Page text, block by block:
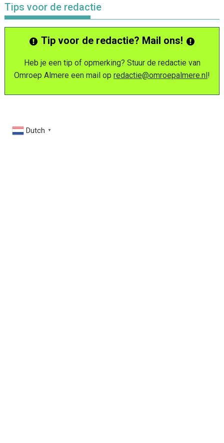
Tips voor de redactie
Tip voor de redactie? Mail ons!
Heb je een tip of opmerking? Stuur de redactie van
Omroep Almere een mail op redactie@omroepalmere.nl!
Dutch ▼